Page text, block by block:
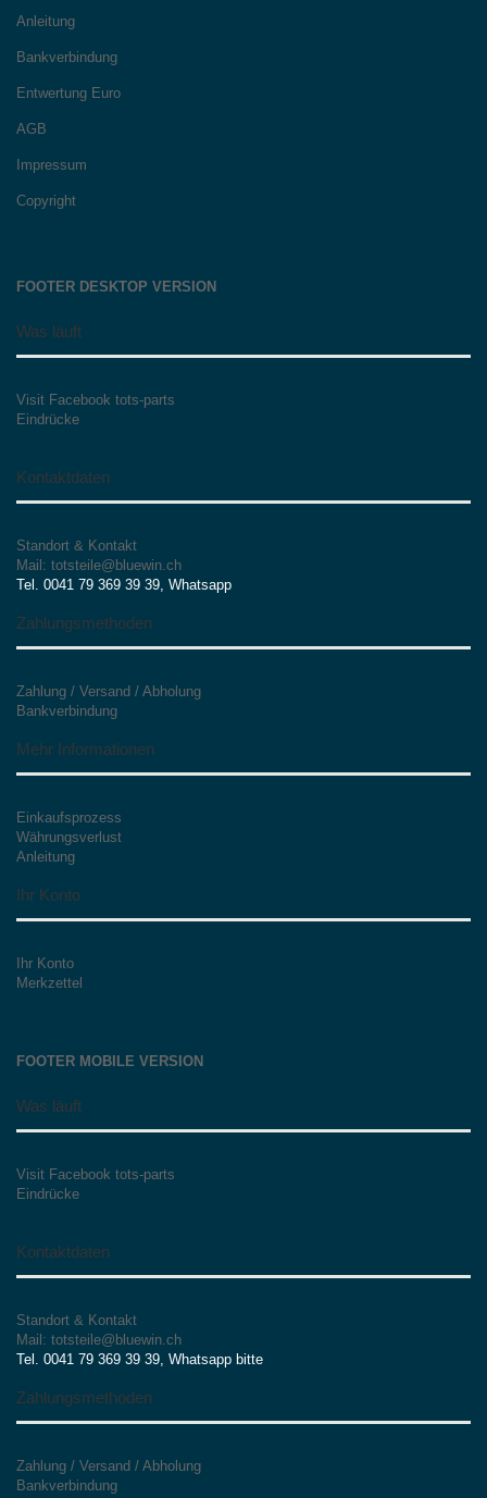
Anleitung
Bankverbindung
Entwertung Euro
AGB
Impressum
Copyright
FOOTER DESKTOP VERSION
Was läuft
Visit Facebook tots-parts
Eindrücke
Kontaktdaten
Standort & Kontakt
Mail: totsteile@bluewin.ch
Tel. 0041 79 369 39 39, Whatsapp
Zahlungsmethoden
Zahlung / Versand / Abholung
Bankverbindung
Mehr Informationen
Einkaufsprozess
Währungsverlust
Anleitung
Ihr Konto
Ihr Konto
Merkzettel
FOOTER MOBILE VERSION
Was läuft
Visit Facebook tots-parts
Eindrücke
Kontaktdaten
Standort & Kontakt
Mail: totsteile@bluewin.ch
Tel. 0041 79 369 39 39, Whatsapp bitte
Zahlungsmethoden
Zahlung / Versand / Abholung
Bankverbindung